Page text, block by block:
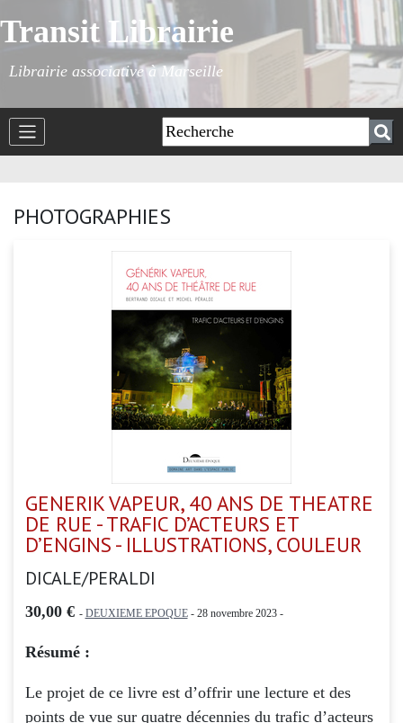
Transit Librairie
Librairie associative à Marseille
PHOTOGRAPHIES
GENERIK VAPEUR, 40 ANS DE THEATRE
DE RUE - TRAFIC D’ACTEURS ET
D’ENGINS - ILLUSTRATIONS, COULEUR
DICALE/PERALDI
30,00 € - DEUXIEME EPOQUE- 28 novembre 2023 -
Résumé :
Le projet de ce livre est d’offrir une lecture et des
points de vue sur quatre décennies du trafic d’acteurs